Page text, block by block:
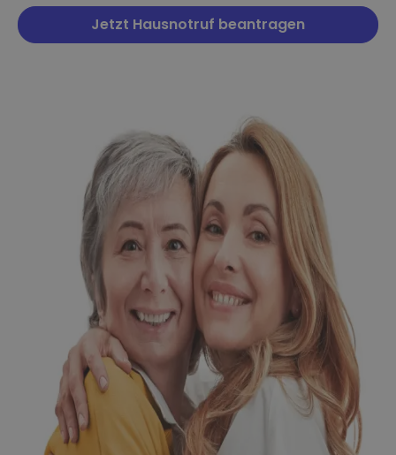
Jetzt Hausnotruf beantragen